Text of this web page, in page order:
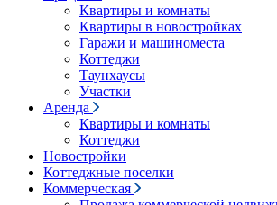
Квартиры и комнаты
Квартиры в новостройках
Гаражи и машиноместа
Коттеджи
Таунхаусы
Участки
Аренда
Квартиры и комнаты
Коттеджи
Новостройки
Коттеджные поселки
Коммерческая